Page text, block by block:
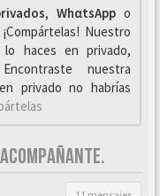
, WhαtsAppo
Nuestro
haces en privado,
nuestra
privado no habrías